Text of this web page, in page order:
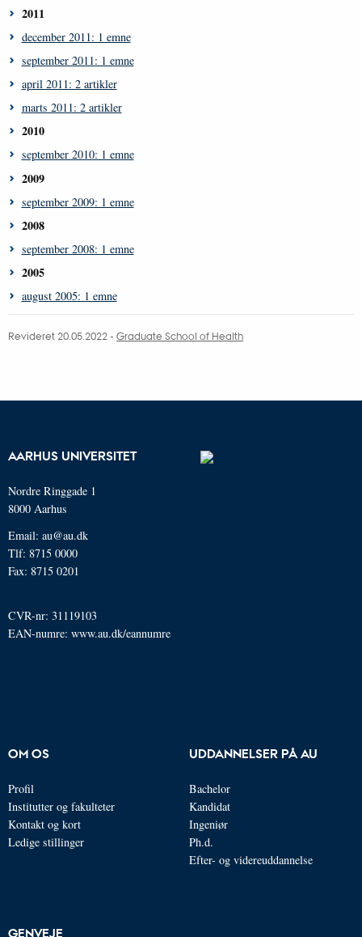
2011
december 2011: 1 emne
september 2011: 1 emne
april 2011: 2 artikler
marts 2011: 2 artikler
2010
september 2010: 1 emne
2009
september 2009: 1 emne
2008
september 2008: 1 emne
2005
august 2005: 1 emne
Revideret 20.05.2022 - Graduate School of Health
AARHUS UNIVERSITET
Nordre Ringgade 1
8000 Aarhus
Email: au@au.dk
Tlf: 8715 0000
Fax: 8715 0201
CVR-nr: 31119103
EAN-numre: www.au.dk/eannumre
OM OS
Profil
Institutter og fakulteter
Kontakt og kort
Ledige stillinger
UDDANNELSER PÅ AU
Bachelor
Kandidat
Ingeniør
Ph.d.
Efter- og videreuddannelse
GENVEJE